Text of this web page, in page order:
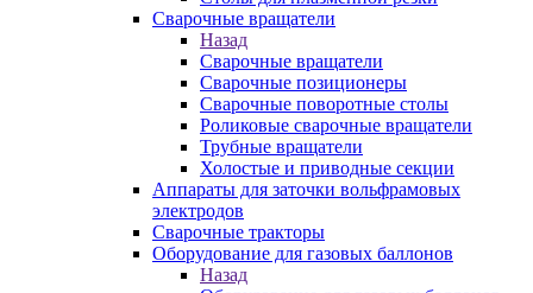
Сварочные вращатели
Назад
Сварочные вращатели
Сварочные позиционеры
Сварочные поворотные столы
Роликовые сварочные вращатели
Трубные вращатели
Холостые и приводные секции
Аппараты для заточки вольфрамовых
электродов
Сварочные тракторы
Оборудование для газовых баллонов
Назад